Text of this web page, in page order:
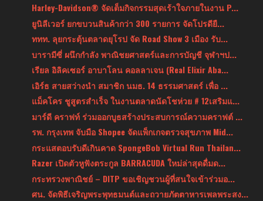
Harley-Davidson® จัดเต็มกิจกรรมสุดเร้าใจภายในงาน P...
ยูนิลีเวอร์ ยกขบวนสินค้ากว่า 300 รายการ จัดโปรดียื...
ททท. ลุยกระตุ้นตลาดยุโรป จัด Road Show 3 เมือง รับ...
บารามีซี่ ผนึกกำลัง พาณิชยศาสตร์และการบัญชี จุฬาฯป...
เรียล อิลิคเซอร์ อาบาโลน คอลลาเจน (Real Elixir Aba...
เอิร์ธ สายสว่างนำ สมาชิก นมธ. 14 ธรรมศาสตร์ เพื่อ ...
แม็คโคร ชูสูตรสำเร็จ ในงานตลาดนัดโชห่วย # 12เสริมแ...
มาร์ดี คราฟท์ ร่วมออกบูธสร้างประสบการณ์ความคราฟต์ ...
รพ. กรุงเทพ จับมือ Shopee จัดแพ็กเกจตรวจสุขภาพ Mid...
กระแสตอบรับดีเกินคาด SpongeBob Virtual Run Thailan...
Razer เปิดตัวหูฟังตระกูล BARRACUDA ใหม่ล่าสุดดื่มด...
กระทรวงพาณิชย์ – DITP ขอเชิญชวนผู้ที่สนใจเข้าร่วมอ...
ศน. จัดพิธีเจริญพระพุทธมนต์และถวายภัตตาหารเพลพระสง...